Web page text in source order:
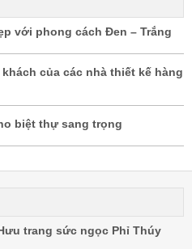
với phong cách Đen – Trắng
của các nhà thiết kế hàng
biệt thự sang trọng
trang sức ngọc Phỉ Thúy